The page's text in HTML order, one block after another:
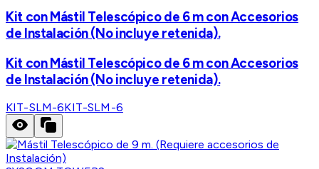
Kit con Mástil Telescópico de 6 m con Accesorios
de Instalación (No incluye retenida).
Kit con Mástil Telescópico de 6 m con Accesorios
de Instalación (No incluye retenida).
KIT-SLM-6KIT-SLM-6